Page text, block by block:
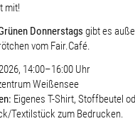
mit!
Donnerstags gibt es
vom Fair.Café.
14:00–16:00 Uhr
Weißensee
Eigenes T-Shirt, Stoffbeutel
Textilstück zum Bedrucken.